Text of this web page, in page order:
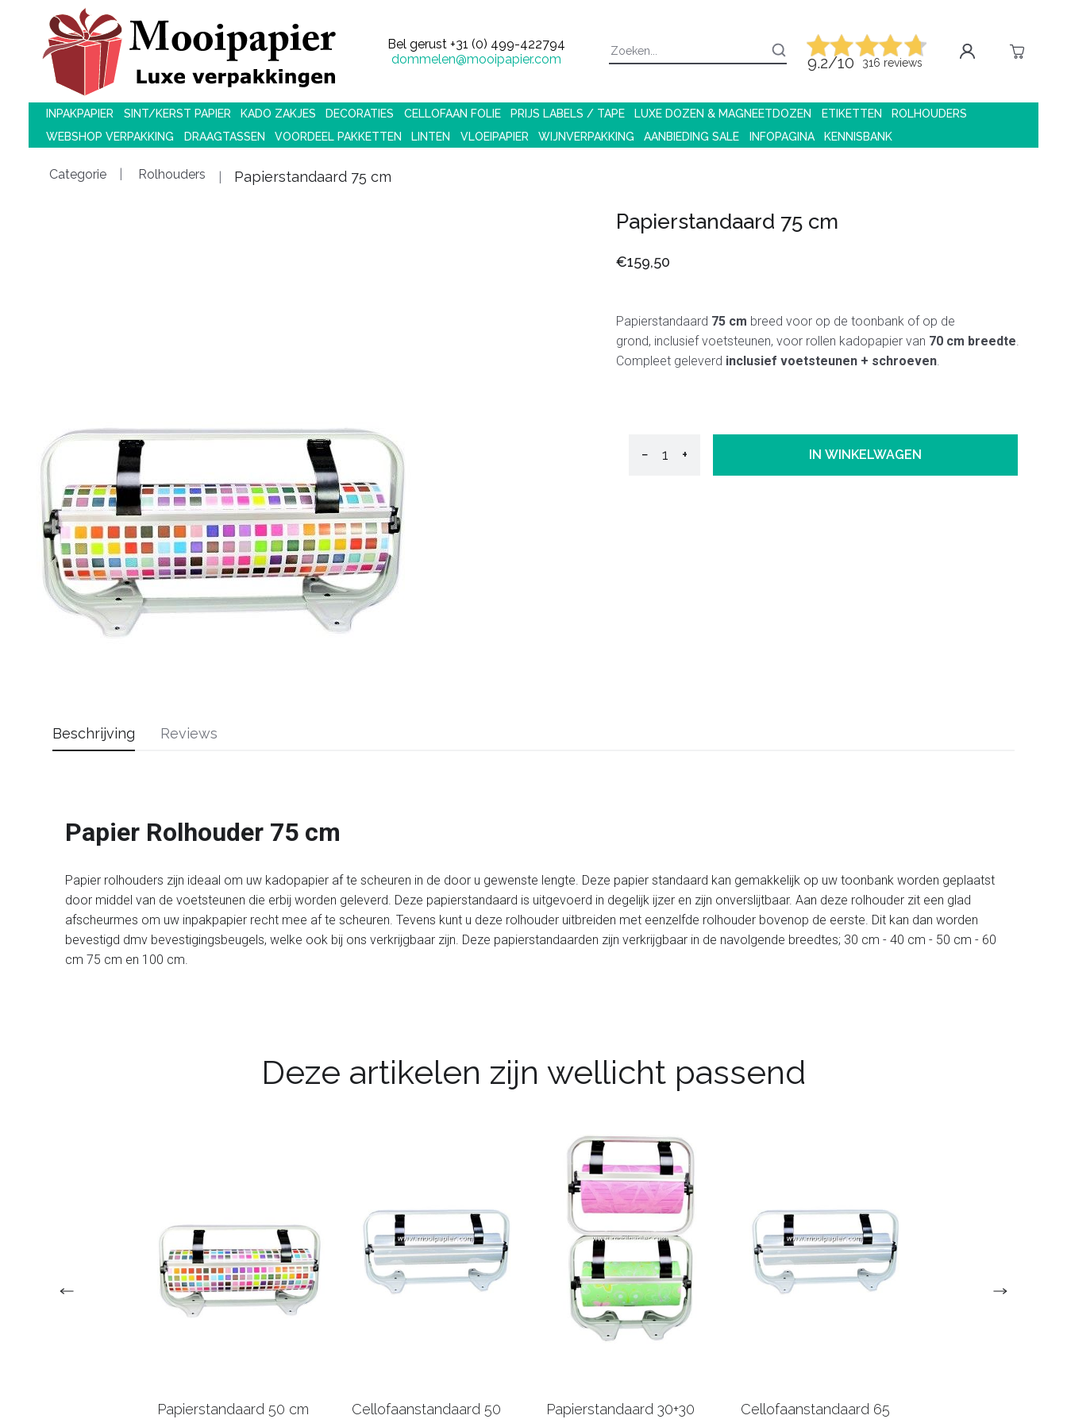
Bel gerust +31 (0) 499-422794
dommelen@mooipapier.com
9.2/10 316 reviews
INPAKPAPIER SINT/KERST PAPIER KADO ZAKJES DECORATIES CELLOFAAN FOLIE PRIJS LABELS / TAPE LUXE DOZEN & MAGNEETDOZEN ETIKETTEN
ROLHOUDERS
WEBSHOP VERPAKKING
DRAAGTASSEN VOORDEEL PAKKETTEN LINTEN VLOEIPAPIER WIJNVERPAKKING AANBIEDING SALE INFOPAGINA KENNISBANK
Categorie Rolhouders Papierstandaard 75 cm
Papierstandaard 75 cm
€159,50
Papierstandaard 75 cm breed voor op de toonbank of op de
grond, inclusief voetsteunen, voor rollen kadopapier van 70 cm breedte
Compleet geleverd inclusief voetsteunen + schroeven
− + IN WINKELWAGEN
Beschrijving
Papier Rolhouder 75 cm
Papier rolhouders zijn ideaal om uw kadopapier af te scheuren in de door u gewenste lengte. Deze papier standaard kan gemakkelijk op uw toonbank worden geplaatst
door middel van de voetsteunen die erbij worden geleverd. Deze papierstandaard is uitgevoerd in degelijk ijzer en zijn onverslijtbaar. Aan deze rolhouder zit een glad
afscheurmes om uw inpakpapier recht mee af te scheuren. Tevens kunt u deze rolhouder uitbreiden met eenzelfde rolhouder bovenop de eerste. Dit kan dan worden
bevestigd dmv bevestigingsbeugels, welke ook bij ons verkrijgbaar zijn. Deze papierstandaarden zijn verkrijgbaar in de navolgende breedtes; 30 cm - 40 cm - 50 cm - 60
cm 75 cm en 100 cm.
Reviews
Deze artikelen zijn wellicht passend
Papierstandaard 50 cm Cellofaanstandaard 50 Papierstandaard 30+30 Cellofaanstandaard 65